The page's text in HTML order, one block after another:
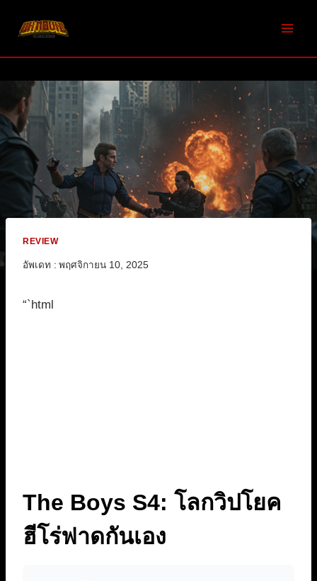
REVIEW
อัพเดท : พฤศจิกายน 10, 2025
“`html
The Boys S4: โลกวิปโยค
ฮีโร่ฟาดกันเอง